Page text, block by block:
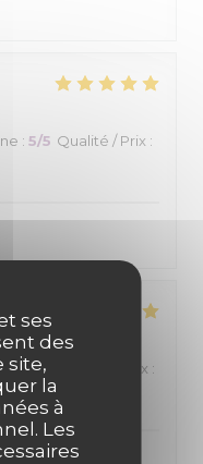
ses
des
site,
la
à
Les
: 5/5 Qualité / Prix :
:5/5 Qualité / Prix :